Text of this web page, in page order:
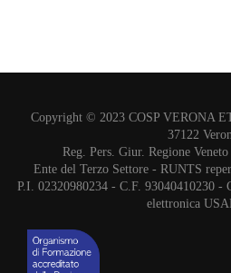
Copyright © 2023 COSP VERONA
37122
Reg. Pers. Giur. Regione
Ente del Terzo Settore - RUNTS
P.I. 02320980234 - C.F. 93040410230 -
elettronica